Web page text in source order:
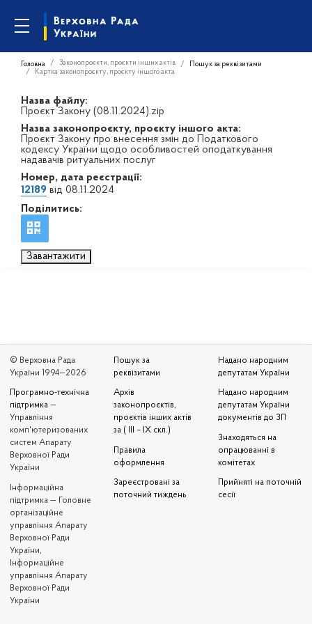
Головна Законопроєкти, проєкти інших актів
Пошук за реквізитами
Картка законопроєкту, проєкту іншого акта
Назва файлу:
Проєкт Закону (08.11.2024).zip
Назва законопроєкту, проєкту іншого акта:
Проєкт Закону про внесення змін до Податкового
кодексу України щодо особливостей оподаткування
надавачів ритуальних послуг
Номер, дата реєстрації:
12189 від 08.11.2024
Поділитись:
Завантажити
© Верховна Рада
України 1994—2026
Програмно-технічна
підтримка —
Управління
комп'ютеризованих
систем Апарату
Верховної Ради
України
Iнформаційна
підтримка — Головне
організаційне
управління Апарату
Верховної Ради
України,
Інформаційне
управління Апарату
Верховної Ради
України
Пошук за
реквізитами
Архів
законопроєктів,
проєктів інших актів
за ( III – IX скл.)
Правила
оформлення
Зареєстровані за
поточний тиждень
Надано народним
депутатам України
Надано народним
депутатам України
документів до ЗП
Знаходяться на
опрацюванні в
комітетах
Прийняті на поточній
сесії